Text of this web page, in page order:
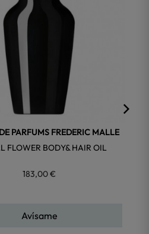
PARFUMS FREDERIC MALLE
FLOWER BODY& HAIR OIL
183,00 €
Avísame